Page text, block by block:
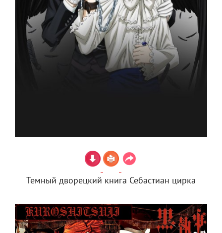
Темный дворецкий книга Себастиан цирка